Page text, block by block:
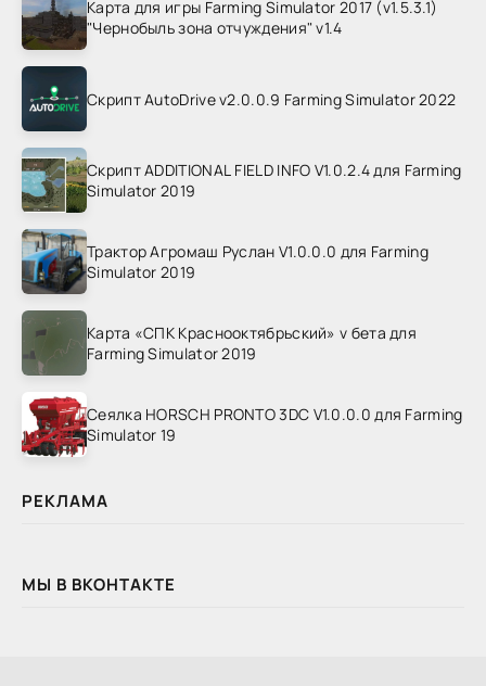
Карта для игры Farming Simulator 2017 (v1.5.3.1)
"Чернобыль зона отчуждения" v1.4
Скрипт AutoDrive v2.0.0.9 Farming Simulator 2022
Скрипт ADDITIONAL FIELD INFO V1.0.2.4 для Farming
Simulator 2019
Трактор Агромаш Руслан V1.0.0.0 для Farming
Simulator 2019
Карта «СПК Краснооктябрьский» v бета для
Farming Simulator 2019
Сеялка HORSCH PRONTO 3DC V1.0.0.0 для Farming
Simulator 19
РЕКЛАМА
МЫ В ВКОНТАКТЕ